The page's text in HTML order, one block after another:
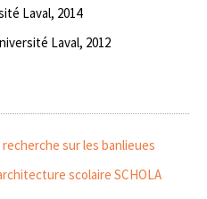
Laval, 2014
Laval, 2012
sur les banlieues
scolaire SCHOLA